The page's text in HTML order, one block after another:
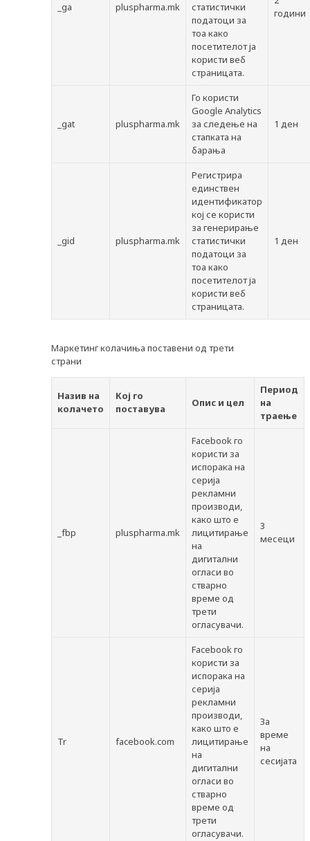
_ga pluspharma.mk
статистички
податоци за
тоа како
посетителот ја
користи веб
страницата.
години
_gat pluspharma.mk
Го користи
Google Analytics
за следење на
стапката на
барања
1 ден
_gid pluspharma.mk
Регистрира
единствен
идентификатор
кој се користи
за генерирање
статистички
податоци за
тоа како
посетителот ја
користи веб
страницата.
1 ден
Маркетинг колачиња поставени од трети
страни
Назив на
колачето
Кој го
поставува
Опис и цел
Период
на
траење
_fbp pluspharma.mk
Facebook го
користи за
испорака на
серија
рекламни
производи,
како што е
лицитирање
на
дигитални
огласи во
стварно
време од
трети
огласувачи.
3
месеци
Tr facebook.com
Facebook го
користи за
испорака на
серија
рекламни
производи,
како што е
лицитирање
на
дигитални
огласи во
стварно
време од
трети
огласувачи.
За
време
на
сесијата